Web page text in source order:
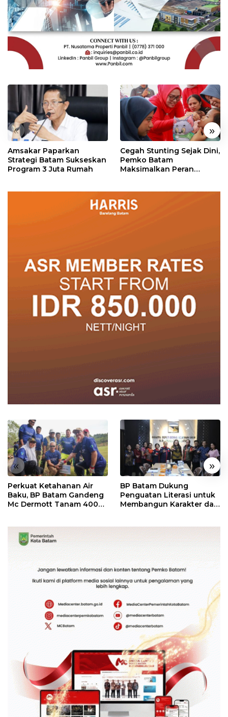
« »
Amsakar Paparkan
Strategi Batam Sukseskan
Program 3 Juta Rumah
Cegah Stunting Sejak Dini,
Pemko Batam
Maksimalkan Peran
« »
Perkuat Ketahanan Air
Baku, BP Batam Gandeng
Mc Dermott Tanam 400
BP Batam Dukung
Penguatan Literasi untuk
Membangun Karakter dan